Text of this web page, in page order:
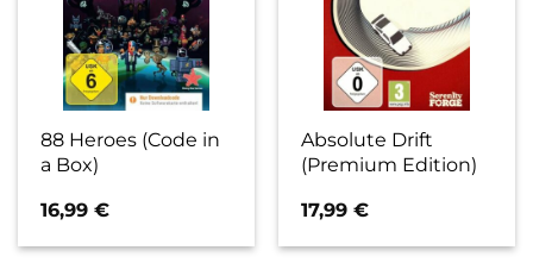
88 Heroes (Code in
a Box)
16,99€
Absolute Drift
(Premium Edition)
17,99€